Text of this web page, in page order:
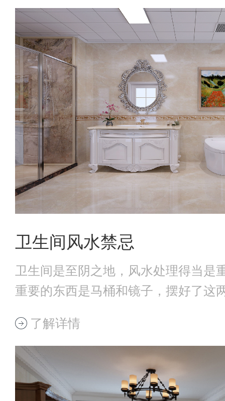
卫生间风水禁忌
卫生间是至阴之地，风水处理得当是
重要的东西是马桶和镜子，摆好了这
了解详情